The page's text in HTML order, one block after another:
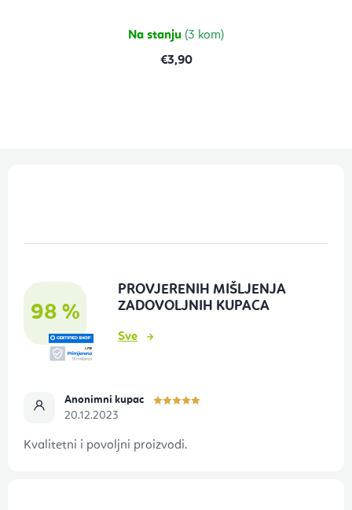
Na stanju (3 kom)
€3,90
98 %
PROVJERENIH MIŠLJENJA
ZADOVOLJNIH KUPACA
Sve
Anonimni kupac
20.12.2023
Kvalitetni i povoljni proizvodi.